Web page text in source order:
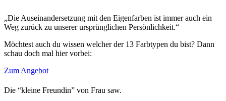
„Die Auseinandersetzung mit den Eigenfarben ist immer auch ein
Weg zurück zu unserer ursprünglichen Persönlichkeit.“
Möchtest auch du wissen welcher der 13 Farbtypen du bist? Dann
schau doch mal hier vorbei:
Zum Angebot
Die “kleine Freundin” von Frau saw.